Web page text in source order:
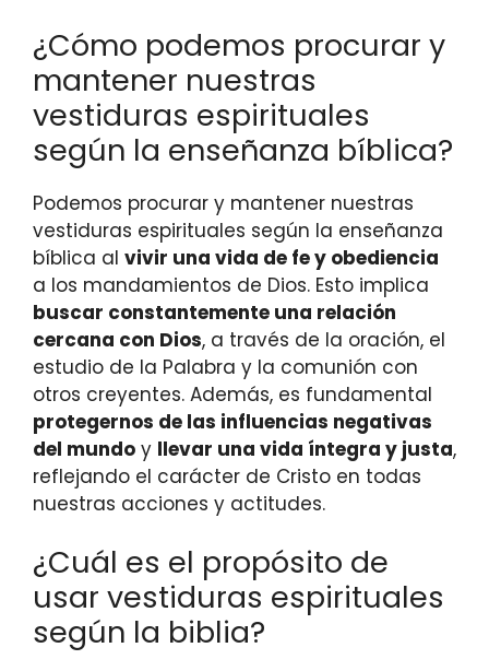
¿Cómo podemos procurar y
mantener nuestras
vestiduras espirituales
según la enseñanza bíblica?
Podemos procurar y mantener nuestras
vestiduras espirituales según la enseñanza
bíblica al vivir una vida de fe y obediencia
a los mandamientos de Dios. Esto implica
buscar constantemente una relación
cercana con Dios, a través de la oración, el
estudio de la Palabra y la comunión con
otros creyentes. Además, es fundamental
protegernos de las influencias negativas
del mundo y llevar una vida íntegra y justa,
reflejando el carácter de Cristo en todas
nuestras acciones y actitudes.
¿Cuál es el propósito de
usar vestiduras espirituales
según la biblia?